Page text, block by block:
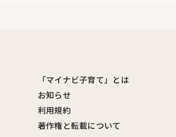
「マイナビ子育て」とは
お知らせ
利用規約
著作権と転載について